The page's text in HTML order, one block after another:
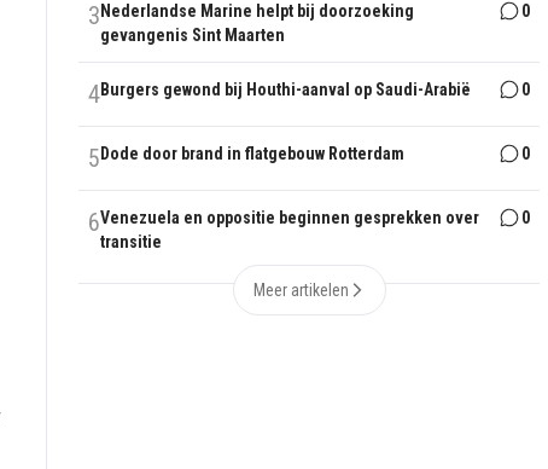
3 Nederlandse Marine helpt bij doorzoeking
gevangenis Sint Maarten
0
4Burgers gewond bij Houthi-aanval op Saudi-Arabië 0
5 Dode door brand in flatgebouw Rotterdam 0
6Venezuela en oppositie beginnen gesprekken over
transitie
0
Meer artikelen